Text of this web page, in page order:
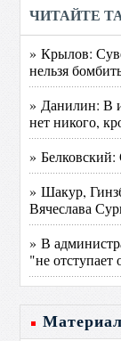
ЧИТАЙТЕ
» Крылов:
нельзя
» Данилин: В
нет никого,
» Белковский:
» Шакур,
Вячеслава
» В
"не отступает